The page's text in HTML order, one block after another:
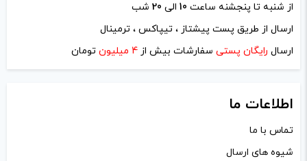
نام*
ایمیل*
ذخیره نام، ایمیل و وبسایت من در مرورگر برای زمانی که دوباره
از شنبه تا پنجشنه ساعت 10 الی 20 شب
ارسال از طریق پست پیشتاز ، تیپاکس ، ترمینال
ارسال رایگان پستی سفارشات بیش از 4 میلیون تومان
اطلاعات ما
تماس با ما
شیوه های ارسال